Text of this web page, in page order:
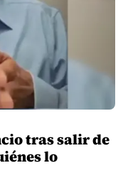
tras salir de
lo